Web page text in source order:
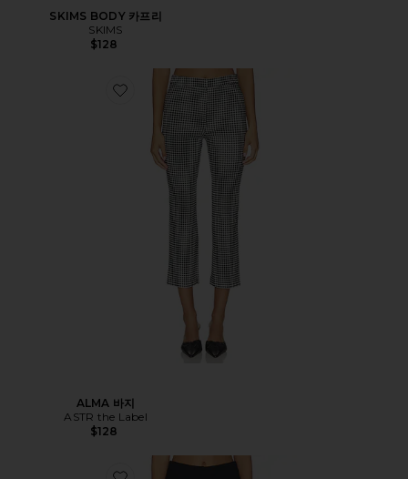
SKIMS BODY 카프리
SKIMS
$128
ALMA 바지
ASTR the Label
$128